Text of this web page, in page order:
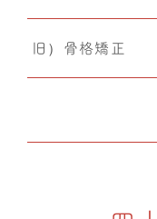
旧）骨格矯正
CMC筋膜ストレ